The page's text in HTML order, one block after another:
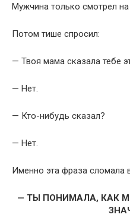
Мужчина только смотрел на
Потом тише спросил:
— Твоя мама сказала тебе
— Нет.
— Кто-нибудь сказал?
— Нет.
Именно эта фраза сломала
— ТЫ ПОНИМАЛА, КАК